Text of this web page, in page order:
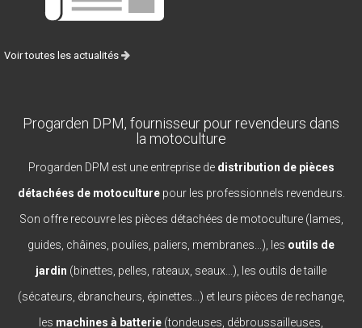
Voir toutes les actualités
Progarden DPM, fournisseur pour revendeurs dans
la motoculture
Progarden DPM est une entreprise de distribution de pièces
détachées de motoculturepour les professionnels revendeurs.
Son offre recouvre les pièces détachées de motoculture (lames,
guides, châines, poulies, paliers, membranes...), les outils de
jardin (binettes, pelles, rateaux, seaux...), les outils de taille
(sécateurs, ébrancheurs, épinettes...) et leurs pièces de rechange,
les machines à batterie (tondeuses, débroussailleuses,